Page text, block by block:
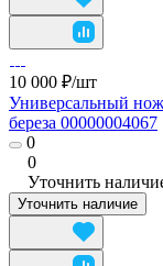
10 000 ₽/шт
Универсальный нож
береза 00000004067
0
0
Уточнить
Уточнить наличие